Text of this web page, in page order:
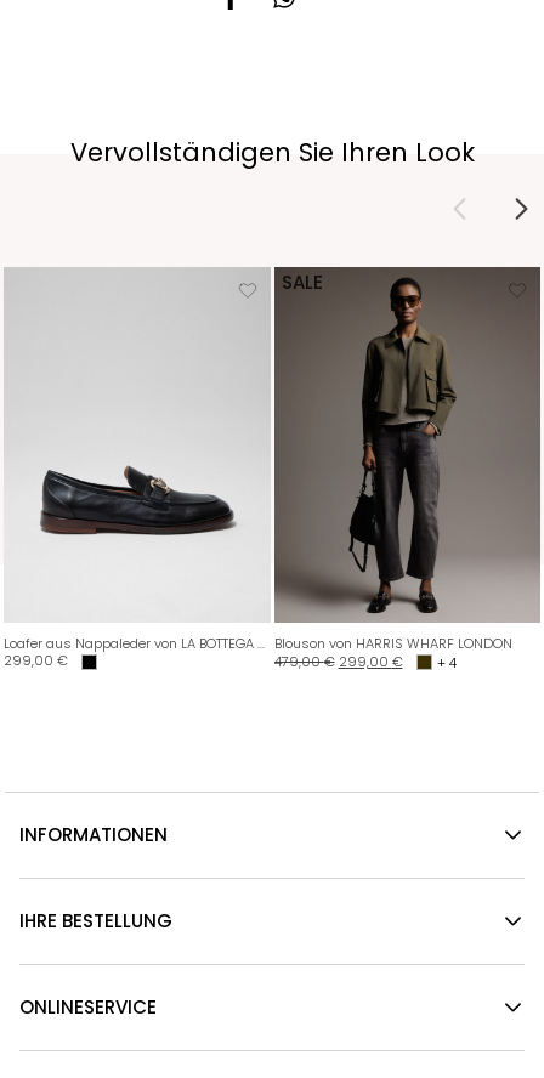
Vervollständigen Sie Ihren Look
Loafer aus Nappaleder von LA BOTTEGA DI LISA
299,00 €
SALE
Blouson von HARRIS WHARF LONDON
479,00€ 299,00 € + 4
INFORMATIONEN
IHRE BESTELLUNG
ONLINESERVICE